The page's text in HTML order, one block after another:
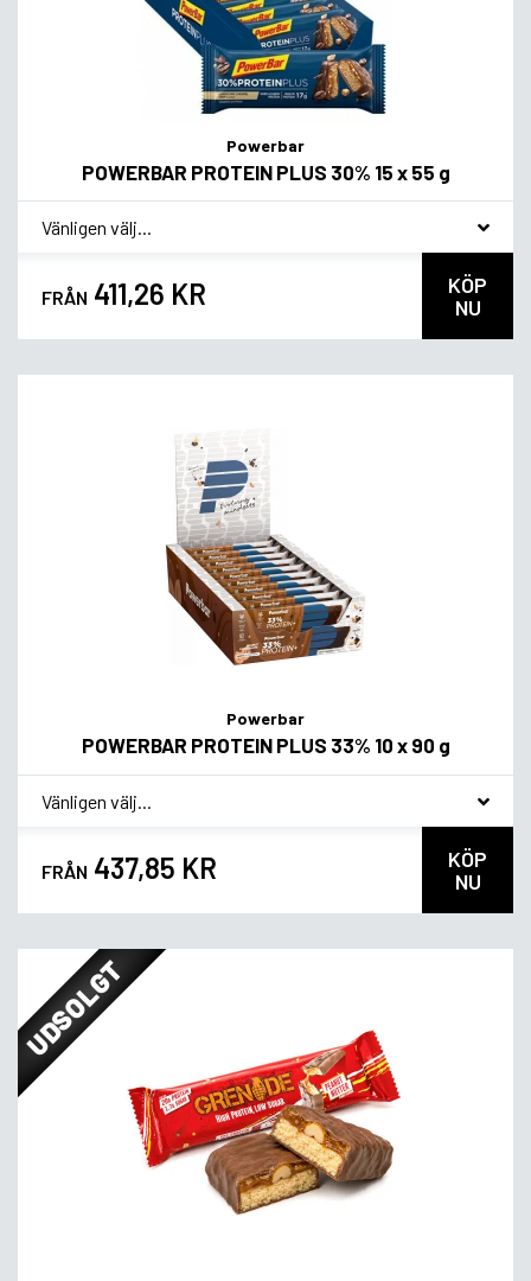
Powerbar
POWERBAR PROTEIN PLUS 30% 15 x 55 g
* Smagsvariant
FRÅN 411,26 KR
KÖP
NU
Powerbar
POWERBAR PROTEIN PLUS 33% 10 x 90 g
* Smagsvariant
FRÅN 437,85 KR
KÖP
NU
UDSOLGT